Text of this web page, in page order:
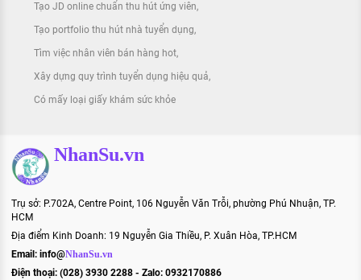
Tạo JD online chuẩn thu hút ứng viên
Tạo portfolio thu hút nhà tuyển dụng
Tìm việc nhân viên bán hàng hot
Xây dựng quy trình tuyển dụng hiệu quả
Có mấy loại giấy khám sức khỏe
NhanSu.vn
Trụ sở: P.702A, Centre Point, 106 Nguyễn Văn Trỗi, phường Phú Nhuận, TP.
HCM
Địa điểm Kinh Doanh: 19 Nguyễn Gia Thiều, P. Xuân Hòa, TP.HCM
Email: info@NhanSu.vn
Điện thoại: (028) 3930 2288 - Zalo: 0932170886